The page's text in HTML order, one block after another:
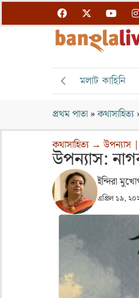
মলাট কাহিনি
প্রথম পাতা »কথাসাহিত্য
কথাসাহিত্য →উপন্যাস
উপন্যাস:
ইন্দিরা
এপ্রিল ১৯,